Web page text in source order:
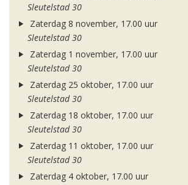
Sleutelstad 30
Zaterdag 8 november, 17.00 uur
Sleutelstad 30
Zaterdag 1 november, 17.00 uur
Sleutelstad 30
Zaterdag 25 oktober, 17.00 uur
Sleutelstad 30
Zaterdag 18 oktober, 17.00 uur
Sleutelstad 30
Zaterdag 11 oktober, 17.00 uur
Sleutelstad 30
Zaterdag 4 oktober, 17.00 uur